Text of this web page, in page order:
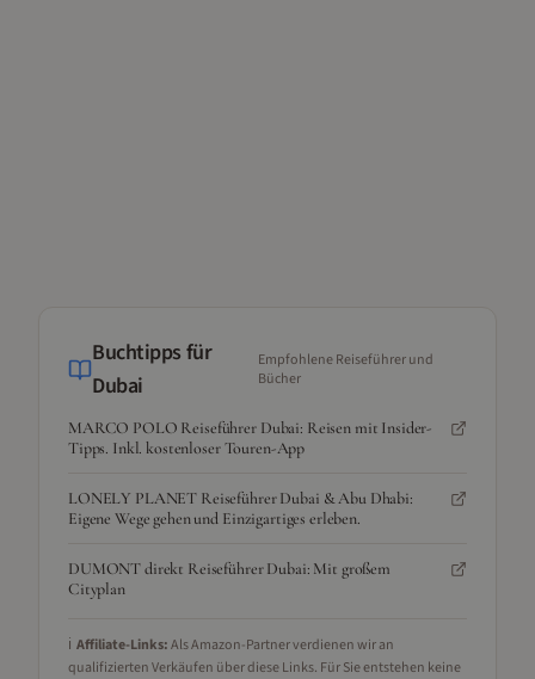
Buchtipps für
Dubai
Empfohlene Reiseführer und
Bücher
MARCO POLO Reiseführer Dubai: Reisen mit Insider-
Tipps. Inkl. kostenloser Touren-App
LONELY PLANET Reiseführer Dubai & Abu Dhabi:
Eigene Wege gehen und Einzigartiges erleben.
DUMONT direkt Reiseführer Dubai: Mit großem
Cityplan
ℹ️ Affiliate-Links:Als Amazon-Partner verdienen wir an
qualifizierten Verkäufen über diese Links. Für Sie entstehen keine